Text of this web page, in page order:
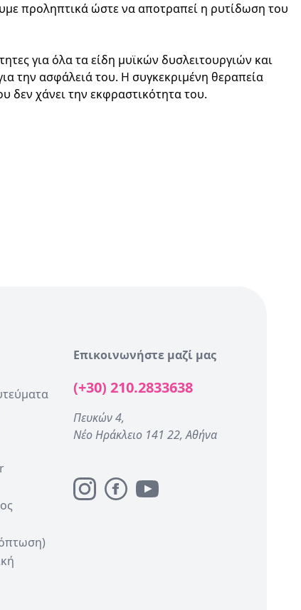
προληπτικά ώστε να αποτραπεί η ρυτίδωση του
για όλα τα είδη μυϊκών δυσλειτουργιών και
την ασφάλειά του. Η συγκεκριμένη θεραπεία
δεν χάνει την εκφραστικότητα του.
Επικοινωνήστε μαζί μας
(+30) 210.2833638
Πευκών 4,
Νέο Ηράκλειο 141 22, Αθήνα